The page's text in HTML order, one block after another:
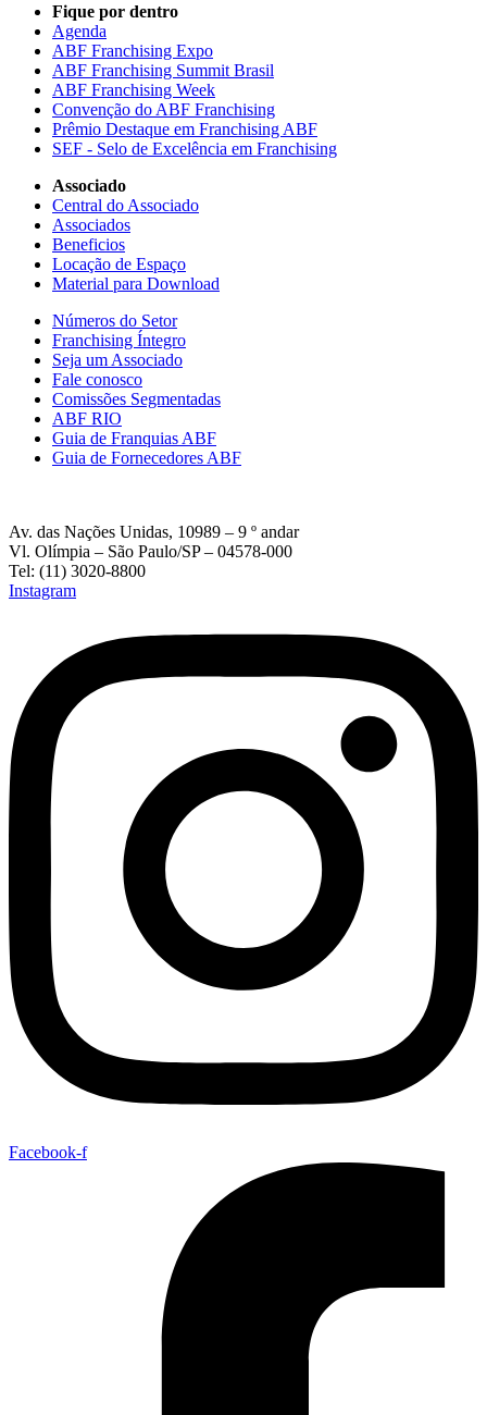
Fique por dentro
Agenda
ABF Franchising Expo
ABF Franchising Summit Brasil
ABF Franchising Week
Convenção do ABF Franchising
Prêmio Destaque em Franchising ABF
SEF - Selo de Excelência em Franchising
Associado
Central do Associado
Associados
Beneficios
Locação de Espaço
Material para Download
Números do Setor
Franchising Íntegro
Seja um Associado
Fale conosco
Comissões Segmentadas
ABF RIO
Guia de Franquias ABF
Guia de Fornecedores ABF
Av. das Nações Unidas, 10989 – 9 º andar
Vl. Olímpia – São Paulo/SP – 04578-000
Tel: (11) 3020-8800
Instagram
Facebook-f